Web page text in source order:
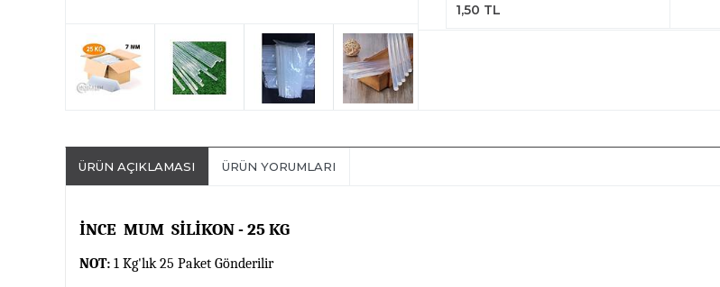
1,50 TL
ÜRÜN AÇIKLAMASI ÜRÜN YORUMLARI
İNCE MUM SİLİKON - 25 KG
NOT: 1 Kg'lık 25 Paket Gönderilir